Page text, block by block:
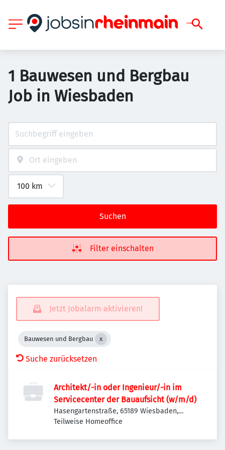
1 Bauwesen und Bergbau
Job in Wiesbaden
Suchen
Filter einschalten
Jetzt Jobalarm aktivieren!
Bauwesen und Bergbau
Suche zurücksetzen
Architekt/-in oder Ingenieur/-in im
Servicecenter der Bauaufsicht (w/m/d)
Hasengartenstraße, 65189 Wiesbaden,
Deutschland
Teilweise Homeoffice